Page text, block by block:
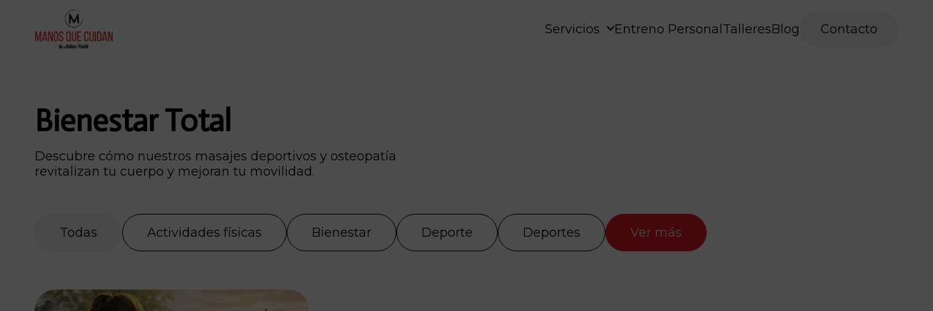
Servicios Entreno Personal TalleresBlog Contacto
Bienestar Total
Descubre cómo nuestros masajes deportivos y osteopatía
revitalizan tu cuerpo y mejoran tu movilidad.
Todas Actividades físicas Bienestar Deporte Deportes Ver más